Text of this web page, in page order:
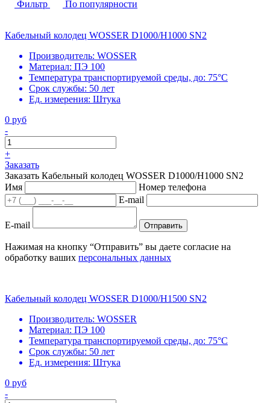
Фильтр По популярности
Кабельный колодец WOSSER D1000/H1000 SN2
Производитель: WOSSER
Материал: ПЭ 100
Температура транспортируемой среды, до: 75°С
Срок службы: 50 лет
Ед. измерения: Штука
0 руб
-
+
Заказать
Заказать Кабельный колодец WOSSER D1000/H1000 SN2
Имя
Номер телефона
E-mail
E-mail Отправить
Нажимая на кнопку “Отправить” вы даете согласие на
обработку ваших персональных данных
Кабельный колодец WOSSER D1000/H1500 SN2
Производитель: WOSSER
Материал: ПЭ 100
Температура транспортируемой среды, до: 75°С
Срок службы: 50 лет
Ед. измерения: Штука
0 руб
-